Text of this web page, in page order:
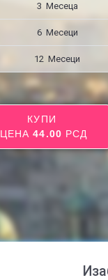
3 Месецa
6 Месеци
12 Месеци
КУПИ
ЦЕНА44.00 РСД